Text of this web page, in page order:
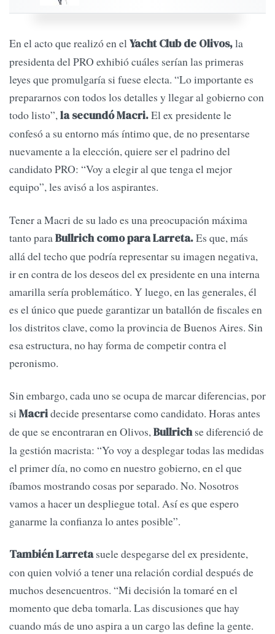
En el acto que realizó en elYacht Club de Olivos,la
presidenta del PRO exhibió cuáles serían las primeras
leyes que promulgaría si fuese electa. “Lo importante es
prepararnos con todos los detalles y llegar al gobierno con
todo listo”,la secundó Macri.El ex presidente le
confesó a su entorno más íntimo que, de no presentarse
nuevamente a la elección, quiere ser el padrino del
candidato PRO: “Voy a elegir al que tenga el mejor
equipo”, les avisó a los aspirantes.
Tener a Macri de su lado es una preocupación máxima
tanto paraBullrich como para Larreta.Es que, más
allá del techo que podría representar su imagen negativa,
ir en contra de los deseos del ex presidente en una interna
amarilla sería problemático. Y luego, en las generales, él
es el único que puede garantizar un batallón de fiscales en
los distritos clave, como la provincia de Buenos Aires. Sin
esa estructura, no hay forma de competir contra el
peronismo.
Sin embargo, cada uno se ocupa de marcar diferencias, por
si Macridecide presentarse como candidato. Horas antes
de que se encontraran en Olivos,Bullrichse diferenció de
la gestión macrista: “Yo voy a desplegar todas las medidas
el primer día, no como en nuestro gobierno, en el que
íbamos mostrando cosas por separado. No. Nosotros
vamos a hacer un despliegue total. Así es que espero
ganarme la confianza lo antes posible”.
También Larretasuele despegarse del ex presidente,
con quien volvió a tener una relación cordial después de
muchos desencuentros. “Mi decisión la tomaré en el
momento que deba tomarla. Las discusiones que hay
cuando más de uno aspira a un cargo las define la gente.